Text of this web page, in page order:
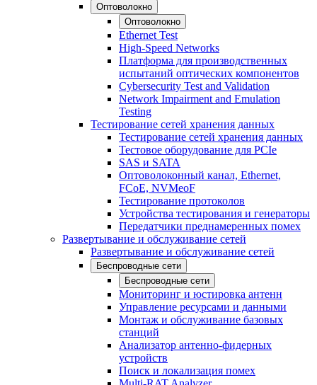
Оптоволокно
Оптоволокно
Ethernet Test
High-Speed Networks
Платформа для производственных
испытаний оптических компонентов
Cybersecurity Test and Validation
Network Impairment and Emulation
Testing
Тестирование сетей хранения данных
Тестирование сетей хранения данных
Тестовое оборудование для PCIe
SAS и SATA
Оптоволоконный канал, Ethernet,
FCoE, NVMeoF
Тестирование протоколов
Устройства тестирования и генераторы
Передатчики преднамеренных помех
Развертывание и обслуживание сетей
Развертывание и обслуживание сетей
Беспроводные сети
Беспроводные сети
Мониторинг и юстировка антенн
Управление ресурсами и данными
Монтаж и обслуживание базовых
станций
Анализатор антенно-фидерных
устройств
Поиск и локализация помех